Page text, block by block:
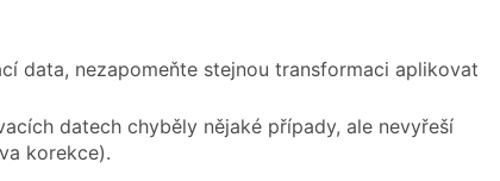
data, nezapomeňte stejnou transformaci aplikovat
datech chyběly nějaké případy, ale nevyřeší
korekce).